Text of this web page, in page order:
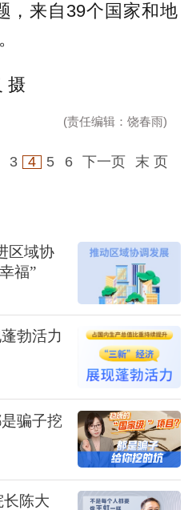
，来自39个国家和地
摄
(责任编辑：饶春雨)
3 4 5 6 下一页 末 页
区域协
福”
勃活力
骗子挖
陈大